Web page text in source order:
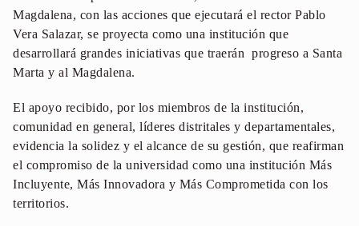
Magdalena, con las acciones que ejecutará el rector Pablo
Vera Salazar, se proyecta como una institución que
desarrollará grandes iniciativas que traerán progreso a Santa
Marta y al Magdalena.
El apoyo recibido, por los miembros de la institución,
comunidad en general, líderes distritales y departamentales,
evidencia la solidez y el alcance de su gestión, que reafirman
el compromiso de la universidad como una institución Más
Incluyente, Más Innovadora y Más Comprometida con los
territorios.